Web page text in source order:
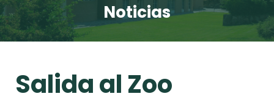
Noticias
Salida al Zoo